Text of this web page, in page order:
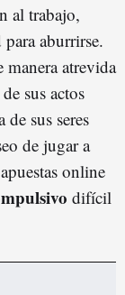
al trabajo,
aburrirse.
manera atrevida
sus actos
sus seres
de jugar a
online
difícil